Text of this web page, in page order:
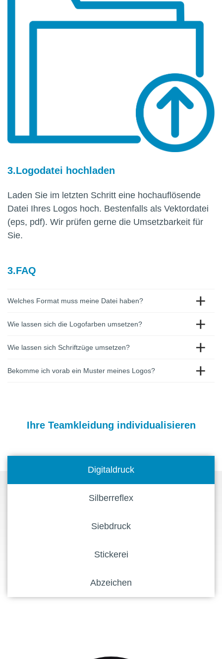
Logodatei hochladen
Laden Sie im letzten Schritt eine hochauflösende
Datei Ihres Logos hoch. Bestenfalls als Vektordatei
(eps, pdf). Wir prüfen gerne die Umsetzbarkeit für
Sie.
FAQ
Welches Format muss meine Datei haben?
Wie lassen sich die Logofarben umsetzen?
Wie lassen sich Schriftzüge umsetzen?
Bekomme ich vorab ein Muster meines Logos?
Ihre Teamkleidung individualisieren
Digitaldruck
Silberreflex
Siebdruck
Stickerei
Abzeichen